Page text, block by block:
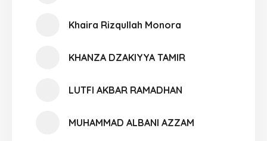
Khaira Rizqullah Monora
KHANZA DZAKIYYA TAMIR
LUTFI AKBAR RAMADHAN
MUHAMMAD ALBANI AZZAM